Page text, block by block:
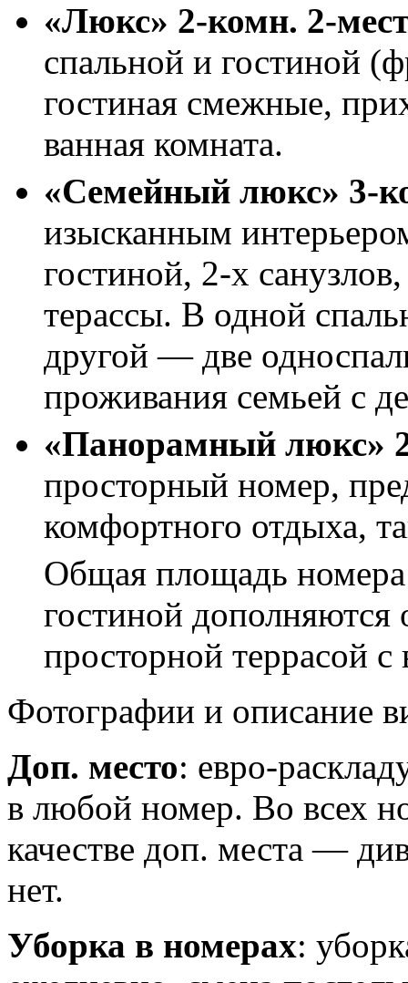
«Люкс» 2-комн. 2-
спальной и гостиной
гостиная смежные,
ванная комната.
«Семейный люкс» 3-
изысканным
гостиной, 2-х
терассы. В одной
другой — две
проживания семьей с
«Панорамный люкс»
просторный номер,
комфортного отдыха,
Общая площадь
гостиной
просторной террасой с
Фотографии и описание
Доп. место: евро-
в любой номер. Во всех
качестве доп. места —
нет.
Уборка в номерах: